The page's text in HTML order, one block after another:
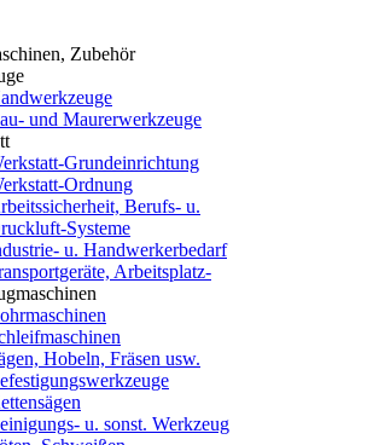
Zubehör
und Maurerwerkzeuge
Grundeinrichtung
Ordnung
Berufs- u.
Systeme
u. Handwerkerbedarf
Arbeitsplatz-
Hobeln, Fräsen usw.
u. sonst. Werkzeug